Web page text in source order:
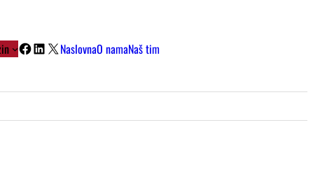
Facebook
LinkedIn
X NaslovnaO namaNaš tim